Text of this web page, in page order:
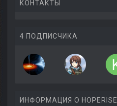
КОНТАКТЫ
4 ПОДПИСЧИКА
ИНФОРМАЦИЯ О HOPERISE